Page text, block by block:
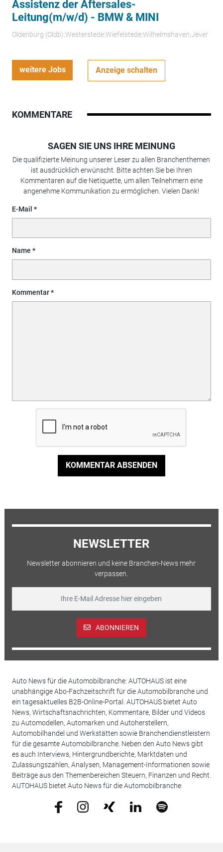
Assistenz der Aftersales-
Leitung(m/w/d) - BMW & MINI
Oldenburg (Oldb);Westerstede;Wiefelstede;Wilhelmshaven;Jever
weitere Jobs Anzeige schalten
KOMMENTARE
SAGEN SIE UNS IHRE MEINUNG
Die qualifizierte Meinung unserer Leser zu allen Branchenthemen
ist ausdrücklich erwünscht. Bitte achten Sie bei Ihren
Kommentaren auf die Netiquette, um allen Teilnehmern eine
angenehme Kommunikation zu ermöglichen. Vielen Dank!
E-Mail
Name
Kommentar
KOMMENTAR ABSENDEN
NEWSLETTER
Newsletter abonnieren und keine Branchen-News mehr
verpassen.
ABONNIEREN
Auto News für die Automobilbranche: AUTOHAUS ist eine
unabhängige Abo-Fachzeitschrift für die Automobilbranche und
ein tagesaktuelles B2B-Online-Portal. AUTOHAUS bietet Auto
News, Wirtschaftsnachrichten, Kommentare, Bilder und Videos
zu Automodellen, Automarken und Autoherstellern,
Automobilhandel und Werkstätten sowie Branchendienstleistern
für die gesamte Automobilbranche. Neben den Auto News gibt
es auch Interviews, Hintergrundberichte, Marktdaten und
Zulassungszahlen, Analysen, Management-Informationen sowie
Beiträge aus den Themenbereichen Steuern, Finanzen und Recht.
AUTOHAUS bietet Auto News für die Automobilbranche.